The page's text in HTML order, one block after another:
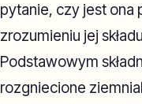
pytanie, czy jest ona
zrozumieniu jej
Podstawowym
rozgniecione